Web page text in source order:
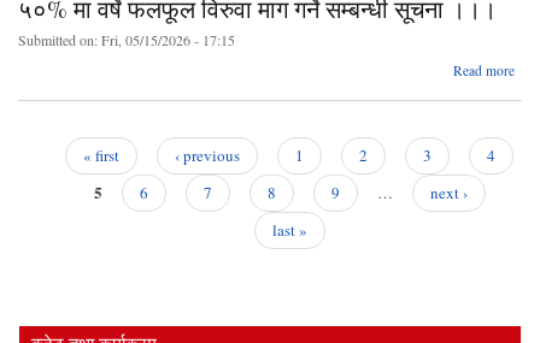
५०% मा वर्षे फलफूल विरुवा माग गर्ने सम्बन्धी सूचना ।।।
Submitted on:Fri, 05/15/2026 - 17:15
Read more
« first ‹ previous 1 2 3 4
5 6 7 8 9 …
next ›
last »